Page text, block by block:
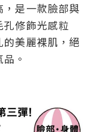
，是一款臉部與
孔修飾光感粒
的美麗裸肌，絕
。